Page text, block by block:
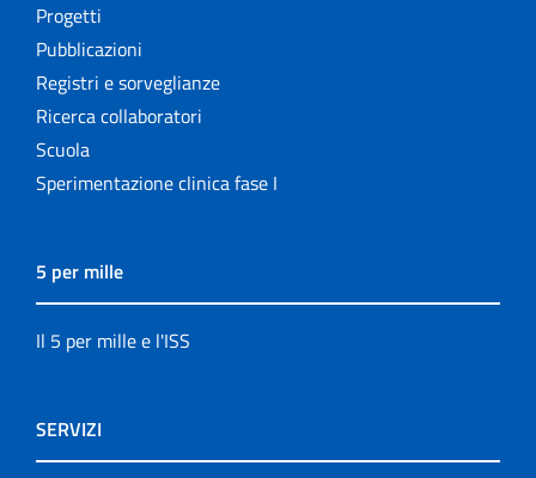
Progetti
Pubblicazioni
Registri e sorveglianze
Ricerca collaboratori
Scuola
Sperimentazione clinica fase I
5 per mille
Il 5 per mille e l'ISS
SERVIZI